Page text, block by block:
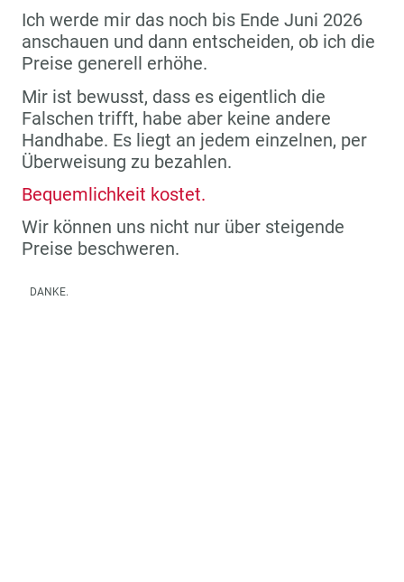
Ich werde mir das noch bis Ende Juni 2026
anschauen und dann entscheiden, ob ich die
Preise generell erhöhe.
Mir ist bewusst, dass es eigentlich die
Falschen trifft, habe aber keine andere
Handhabe. Es liegt an jedem einzelnen, per
Überweisung zu bezahlen.
Bequemlichkeit kostet.
Wir können uns nicht nur über steigende
Preise beschweren.
DANKE.